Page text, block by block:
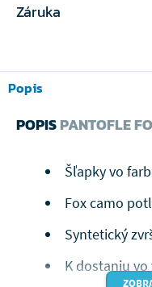
Záruka
Popis
POPISPANTOFLE
Šľapky vo
Fox camo
Syntetický
K dostaniu vo